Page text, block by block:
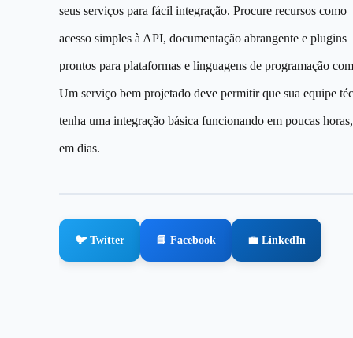
seus serviços para fácil integração. Procure recursos como
acesso simples à API, documentação abrangente e plugins
prontos para plataformas e linguagens de programação
Um serviço bem projetado deve permitir que sua equipe
tenha uma integração básica funcionando em poucas
em dias.
🐦 Twitter 📘 Facebook 💼 LinkedIn